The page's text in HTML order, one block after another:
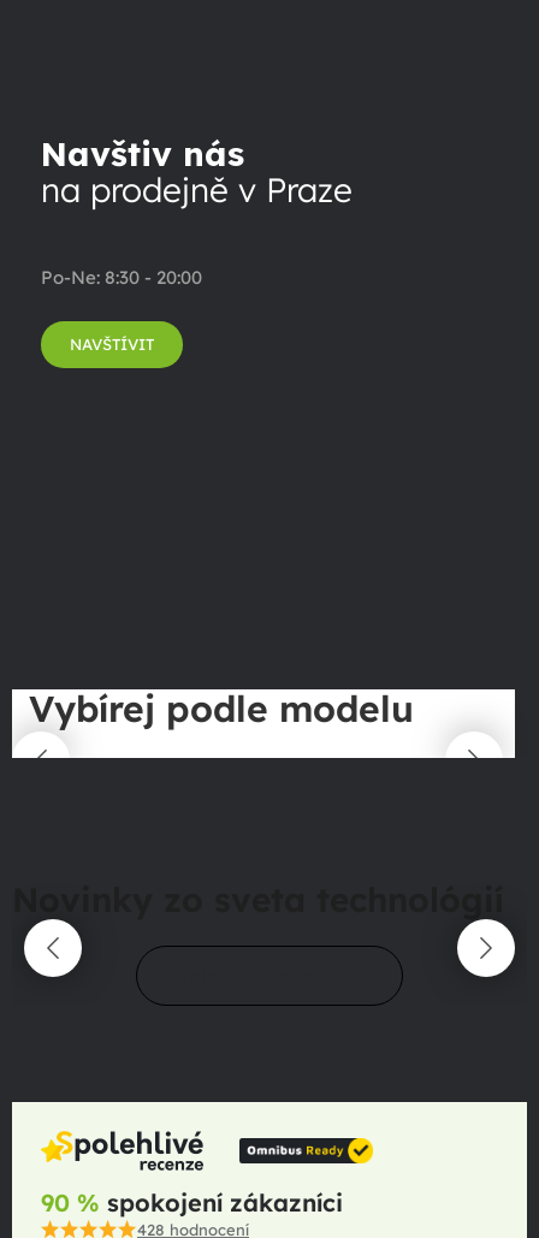
Navštiv nás
na prodejně v Praze
Po-Ne: 8:30 - 20:00
NAVŠTÍVIT
Vybírej podle modelu
90 % spokojení zákazníci
428 hodnocení